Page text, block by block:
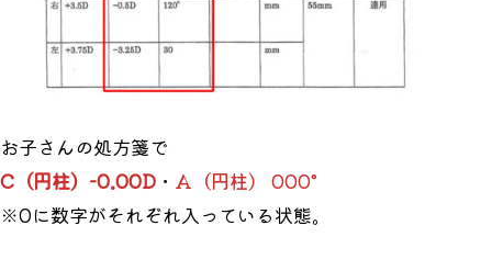
お子さんの処方箋で
C（円柱）-0.00D ・ A（円柱） 000°
※0に数字がそれぞれ入っている状態。